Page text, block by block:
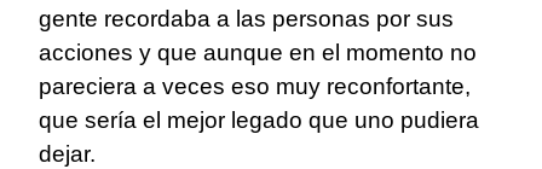
gente recordaba a las personas por sus
acciones y que aunque en el momento no
pareciera a veces eso muy reconfortante,
que sería el mejor legado que uno pudiera
dejar.